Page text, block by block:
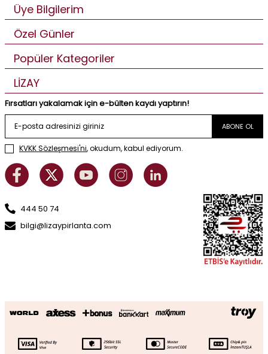
Üye Bilgilerim
Özel Günler
Popüler Kategoriler
LİZAY
Fırsatları yakalamak için e-bülten kaydı yaptırın!
ABONE OL
KVKK Sözleşmesi'ni, okudum, kabul ediyorum.
444 50 74
bilgi@lizaypirlanta.com